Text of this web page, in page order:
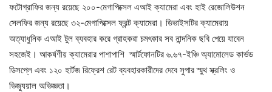
ফটোগ্রাফির জন্য রয়েছে ২০০-মেগাপিক্সেল এআই ক্যামেরা এবং হাই রেজোলিউশন
সেলফির জন্য রয়েছে ৩২-মেগাপিক্সেল ফ্রন্ট ক্যামেরা। ডিভাইসটির ক্যামেরায়
অত্যাধুনিক এআই টুল ব্যবহার করে গ্রাহকরা চমৎকার সব নান্দনিক ছবি পেয়ে যাবেন
সহজেই। আকর্ষণীয় ক্যামেরার পাশাপাশি স্মার্টফোনটির ৬.৬৭-ইঞ্চি অ্যামোলেড কার্ভড
ডিসপ্লে এবং ১২০ হার্টজ রিফ্রেশ রেট ব্যবহারকারীদের দেবে সুপার স্মুথ স্ক্রলিং ও
ভিজ্যুয়াল অভিজ্ঞতা।